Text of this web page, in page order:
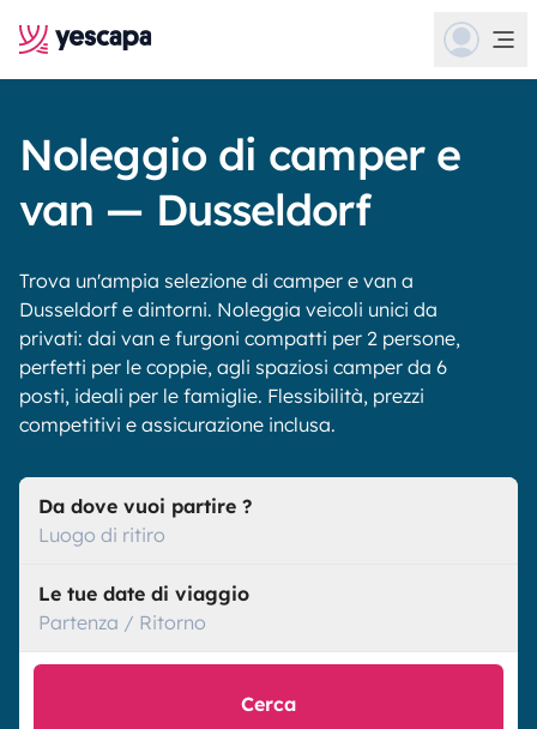
Noleggio di camper e
van — Dusseldorf
Trova un'ampia selezione di camper e van a
Dusseldorf e dintorni. Noleggia veicoli unici da
privati: dai van e furgoni compatti per 2 persone,
perfetti per le coppie, agli spaziosi camper da 6
posti, ideali per le famiglie. Flessibilità, prezzi
competitivi e assicurazione inclusa.
Da dove vuoi partire ?
Luogo di ritiro
Le tue date di viaggio
Partenza / Ritorno
Cerca